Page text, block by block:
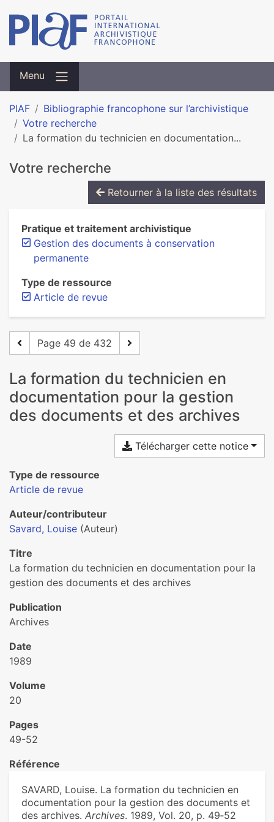
Menu
PIAF
Bibliographie francophone sur l’archivistique
Votre recherche
La formation du technicien en documentation...
Votre recherche
Retourner à la liste des résultats
Pratique et traitement archivistique
Gestion des documents à conservation
permanente
Type de ressource
Article de revue
Page 49 de 432
La formation du technicien en
documentation pour la gestion
des documents et des archives
Télécharger cette notice
Type de ressource
Article de revue
Auteur/contributeur
Savard, Louise (Auteur)
Titre
La formation du technicien en documentation pour la
gestion des documents et des archives
Publication
Archives
Date
1989
Volume
20
Pages
49-52
Référence
SAVARD, Louise. La formation du technicien en
documentation pour la gestion des documents et
des archives. Archives. 1989, Vol. 20, p. 49‑52